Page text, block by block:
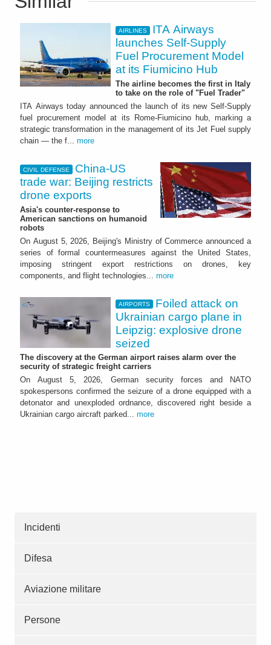
AIRLINES
ITA Airways
launches Self-Supply
Fuel Procurement Model
at its Fiumicino Hub
The airline becomes the first in Italy
to take on the role of "Fuel Trader"
ITA Airways today announced the launch of its new Self-Supply
fuel procurement model at its Rome-Fiumicino hub, marking a
strategic transformation in the management of its Jet Fuel supply
chain — the f... more
CIVIL DEFENSE
China-US
trade war: Beijing restricts
drone exports
Asia's counter-response to
American sanctions on humanoid
robots
On August 5, 2026, Beijing's Ministry of Commerce announced a
series of formal countermeasures against the United States,
imposing stringent export restrictions on drones, key
components, and flight technologies... more
AIRPORTS
Foiled attack on
Ukrainian cargo plane in
Leipzig: explosive drone
seized
The discovery at the German airport raises alarm over the
security of strategic freight carriers
On August 5, 2026, German security forces and NATO
spokespersons confirmed the seizure of a drone equipped with a
detonator and unexploded ordnance, discovered right beside a
Ukrainian cargo aircraft parked... more
Incidenti
Difesa
Aviazione militare
Persone